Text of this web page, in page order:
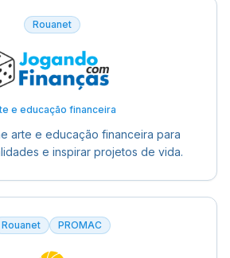
Rouanet
e educação financeira
arte e educação financeira para
e inspirar projetos de vida.
Rouanet PROMAC